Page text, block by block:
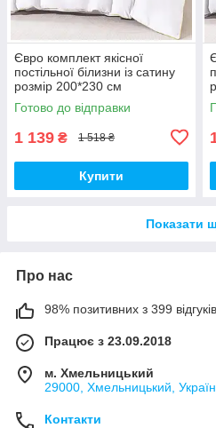
Євро комплект якісної
постільної білизни із сатину
розмір 200*230 см
Готово до відправки
1 139 ₴ 1 518 ₴
Купити
Показати
Про нас
98% позитивних з 399
Працює з 23.09.2018
м. Хмельницький
29000, Хмельницький,
Контакти